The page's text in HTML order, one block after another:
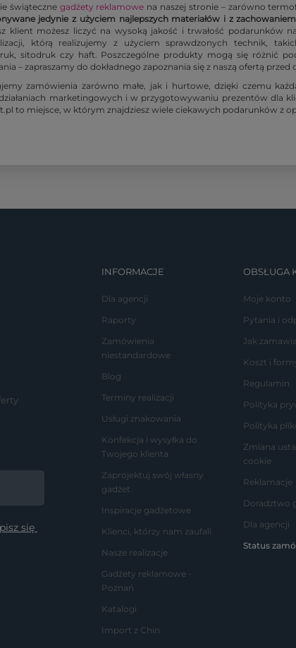
świąteczne gadżety reklamowe na naszej stronie – zarówno
jedynie z użyciem najlepszych materiałów i z
klient możesz liczyć na wysoką jakość i trwałość podarunków
którą realizujemy z użyciem sprawdzonych technik,
sitodruk czy haft. Poszczególne produkty mogą się różnić
– zapraszamy do dokładnego zapoznania się z naszą ofertą
zamówienia zarówno małe, jak i hurtowe, dzięki czemu
marketingowych i w przygotowywaniu prezentów dla
to miejsce, w którym znajdziesz wiele ciekawych podarunków z
INFORMACJE
Dla agencji
Raporty
Zamówienia
niestandardowe
Blog
Terminy realizacji
Usługi znakowania
Konfekcja i wysyłka do
Twojego klienta
Zaprojektuj swój własny
gadżet
Inspiracje gadżetowe
Klienci, którzy nam zaufali
Nasze realizacje
Gadżety reklamowe -
Poznań
Katalogi
Import z Chin
OBSŁUGA
Moje konto
Pytania i
Jak
Koszt i
Regulamin
Polityka
Polityka
Zmiana
cookie
Reklamacje
Doradztwo
Dla agencji
Status